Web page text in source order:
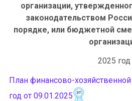
организации,
законодательством
порядке, или бюджетной
2025 год
План финансово-
год от 09.01.2025